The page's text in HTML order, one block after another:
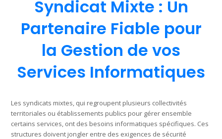
Syndicat Mixte : Un
Partenaire Fiable pour
la Gestion de vos
Services Informatiques
Les syndicats mixtes, qui regroupent plusieurs collectivités
territoriales ou établissements publics pour gérer ensemble
certains services, ont des besoins informatiques spécifiques. Ces
structures doivent jongler entre des exigences de sécurité